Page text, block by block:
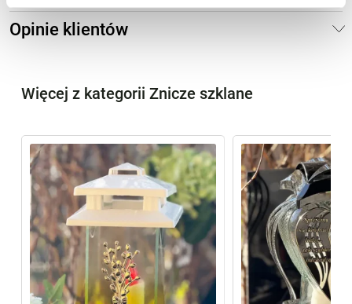
Opinie klientów
Więcej z kategorii Znicze szklane